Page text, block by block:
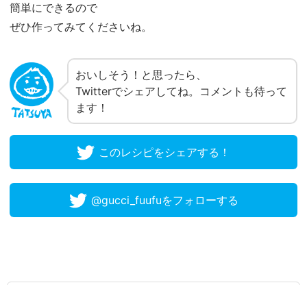
簡単にできるので
ぜひ作ってみてくださいね。
おいしそう！と思ったら、
Twitterでシェアしてね。コメントも待って
ます！
このレシピをシェアする！
@gucci_fuufuをフォローする